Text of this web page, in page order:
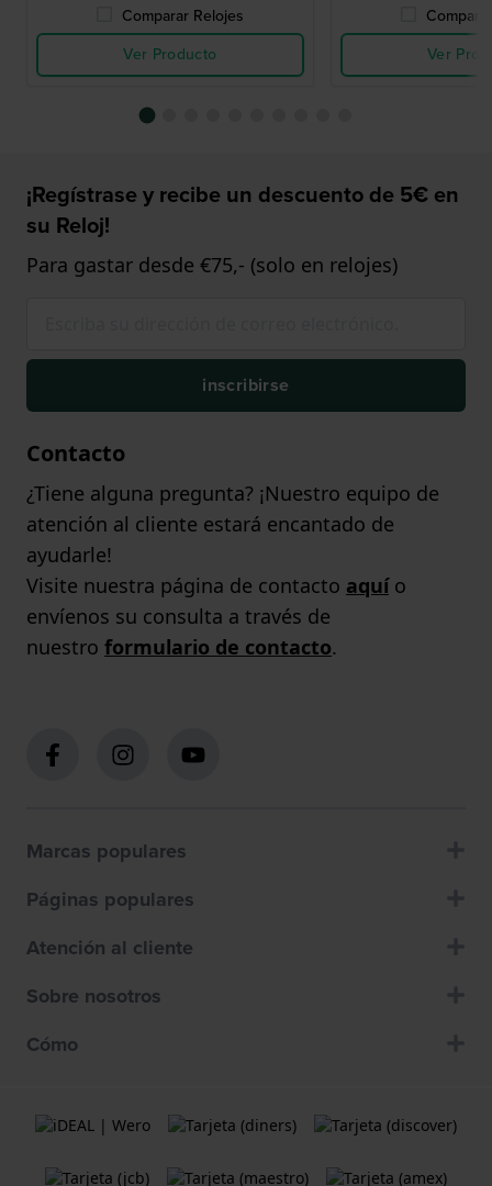
Comparar Relojes
Ver Producto
Ver
¡Regístrase y recibe un descuento de 5€ en
su Reloj!
Para gastar desde €75,- (solo en relojes)
inscribirse
Contacto
¿Tiene alguna pregunta? ¡Nuestro equipo de
atención al cliente estará encantado de
ayudarle!
Visite nuestra página de contacto aquío
envíenos su consulta a través de
nuestro formulario de contacto.
Marcas populares
Páginas populares
Atención al cliente
Sobre nosotros
Cómo